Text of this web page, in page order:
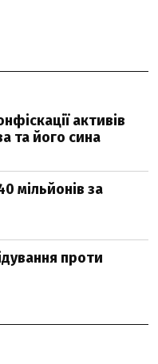
активів
та його сина
мільйонів за
проти